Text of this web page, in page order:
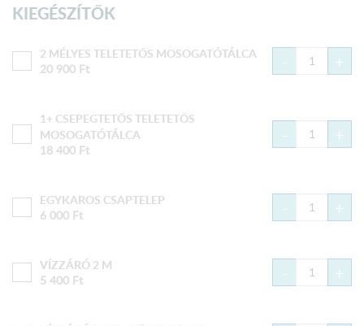
KIEGÉSZÍTŐK
2 MÉLYES TELETETŐS MOSOGATÓTÁLCA
20 900 Ft - +
1+ CSEPEGTETŐS TELETETŐS
MOSOGATÓTÁLCA
18 400 Ft
- +
EGYKAROS CSAPTELEP
6 000 Ft - +
VÍZZÁRÓ 2 M
5 400 Ft - +